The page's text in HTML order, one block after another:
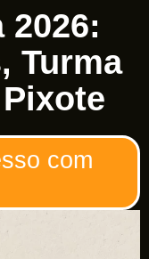
2026:
Turma
com